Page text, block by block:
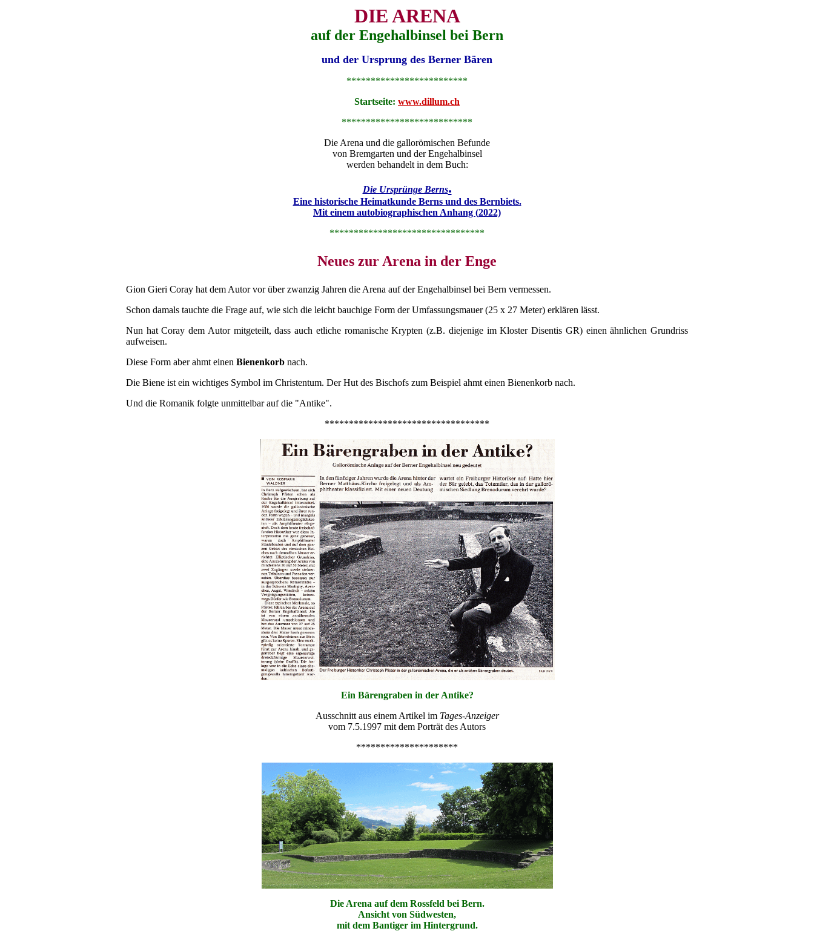
DIE ARENA
auf der Engehalbinsel bei Bern
und der Ursprung des Berner Bären
*************************
Startseite: www.dillum.ch
***************************
Die Arena und die gallorömischen Befunde
von Bremgarten und der Engehalbinsel
werden behandelt in dem Buch:
Die Ursprünge Berns.
Eine historische Heimatkunde Berns und des Bernbiets.
Mit einem autobiographischen Anhang (2022)
********************************
Neues zur Arena in der Enge
Gion Gieri Coray hat dem Autor vor über zwanzig Jahren die Arena auf der Engehalbinsel bei Bern vermessen.
Schon damals tauchte die Frage auf, wie sich die leicht bauchige Form der Umfassungsmauer (25 x 27 Meter) erklären lässt.
Nun hat Coray dem Autor mitgeteilt, dass auch etliche romanische Krypten (z.B. diejenige im Kloster Disentis GR) einen ähnlichen Grundriss
aufweisen.
Diese Form aber ahmt einen Bienenkorb nach.
Die Biene ist ein wichtiges Symbol im Christentum. Der Hut des Bischofs zum Beispiel ahmt einen Bienenkorb nach.
Und die Romanik folgte unmittelbar auf die "Antike".
**********************************
Ein Bärengraben in der Antike?
Ausschnitt aus einem Artikel im Tages-Anzeiger
vom 7.5.1997 mit dem Porträt des Autors
*********************
Die Arena auf dem Rossfeld bei Bern.
Ansicht von Südwesten,
mit dem Bantiger im Hintergrund.